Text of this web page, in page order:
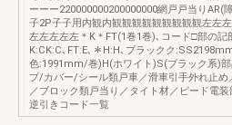
ーーー220000000200000000網戸戸当りAR(
子2P子子用内観内観観観観観観観観観左左
左左左左左＊K＊FT(1巻1巻)､コード□部の記
K:CK:C､FT:E､＊H:H､ブラックク
色:1991mm/巻)H(ホワイト)S(ブラック系)部
プ/カバー/シール類戸車／滑車引手外れ止め
／ブロック類戸当り／タイト材／ビード電
逆引きコード一覧